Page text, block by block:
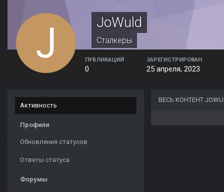
JoWuld
Сталкеры
ПУБЛИКАЦИЙ
0
ЗАРЕГИСТРИРОВАН
25 апреля, 2023
Активность
Профили
Обновления статусов
Ответы статуса
Форумы
ВЕСЬ КОНТЕНТ